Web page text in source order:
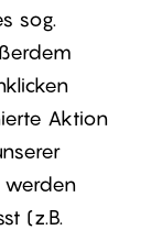
sog.
Aktion
werden
(z.B.